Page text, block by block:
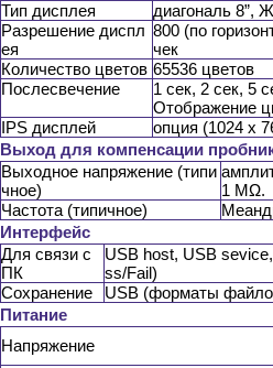
Тип дисплея
диагональ 8”,
Разрешение диспл
ея
800 (по
чек
Количество цветов 65536 цветов
Послесвечение
1 сек, 2 сек, 5
Отображение
IPS дисплей
опция (1024 х
Выход для компенсации
Выходное напряжение (типи
чное)
1 MΩ.
Частота (типичное)
Интерфейс
Для связи с
ПК
USB host, USB
ss/Fail)
Сохранение
USB (форматы
Питание
Напряжение